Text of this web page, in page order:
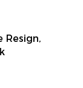
Resign,